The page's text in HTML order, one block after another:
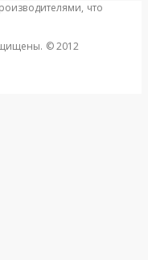
что
© 2012